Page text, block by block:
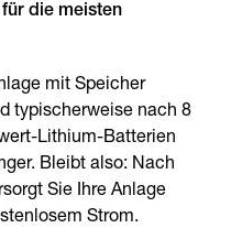
die meisten
mit Speicher
typischerweise nach 8
Lithium-Batterien
Bleibt also: Nach
Sie Ihre Anlage
Strom.